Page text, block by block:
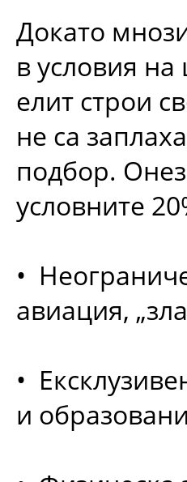
Докато
в условия
елит строи
не са
подбор.
условните
•
авиация,
•
и